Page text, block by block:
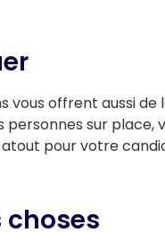
vous offrent aussi
sur place,
pour votre
choses